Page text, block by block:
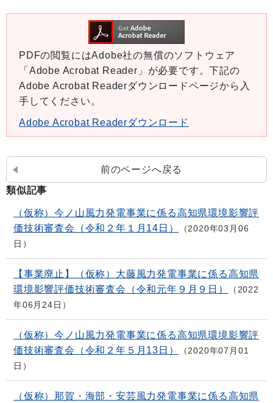
PDFの閲覧にはAdobe社の無償のソフトウェア
「Adobe Acrobat Reader」が必要です。下記の
Adobe Acrobat Readerダウンロードページから入
手してください。
Adobe Acrobat Readerダウンロード
前のページへ戻る
類似記事
（仮称）今ノ山風力発電事業に係る高知県環境影響評
価技術審査会（令和２年１月14日）
2020年03月06
日
【事業廃止】（仮称）大藤風力発電事業に係る高知県
環境影響評価技術審査会（令和元年９月９日）
2022
年06月24日
（仮称）今ノ山風力発電事業に係る高知県環境影響評
価技術審査会（令和２年５月13日）
2020年07月01
日
（仮称）那賀・海部・安芸風力発電事業に係る高知県